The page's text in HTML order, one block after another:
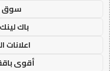
سوق
باك لينك
اعلانات
أقوى